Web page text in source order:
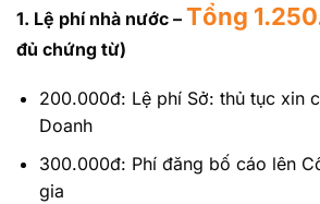
1. Lệ phí nhà nước – Tổng
đủ chứng từ)
200.000đ: Lệ phí Sở: thủ tục xin
Doanh
300.000đ: Phí đăng bố cáo lên
gia